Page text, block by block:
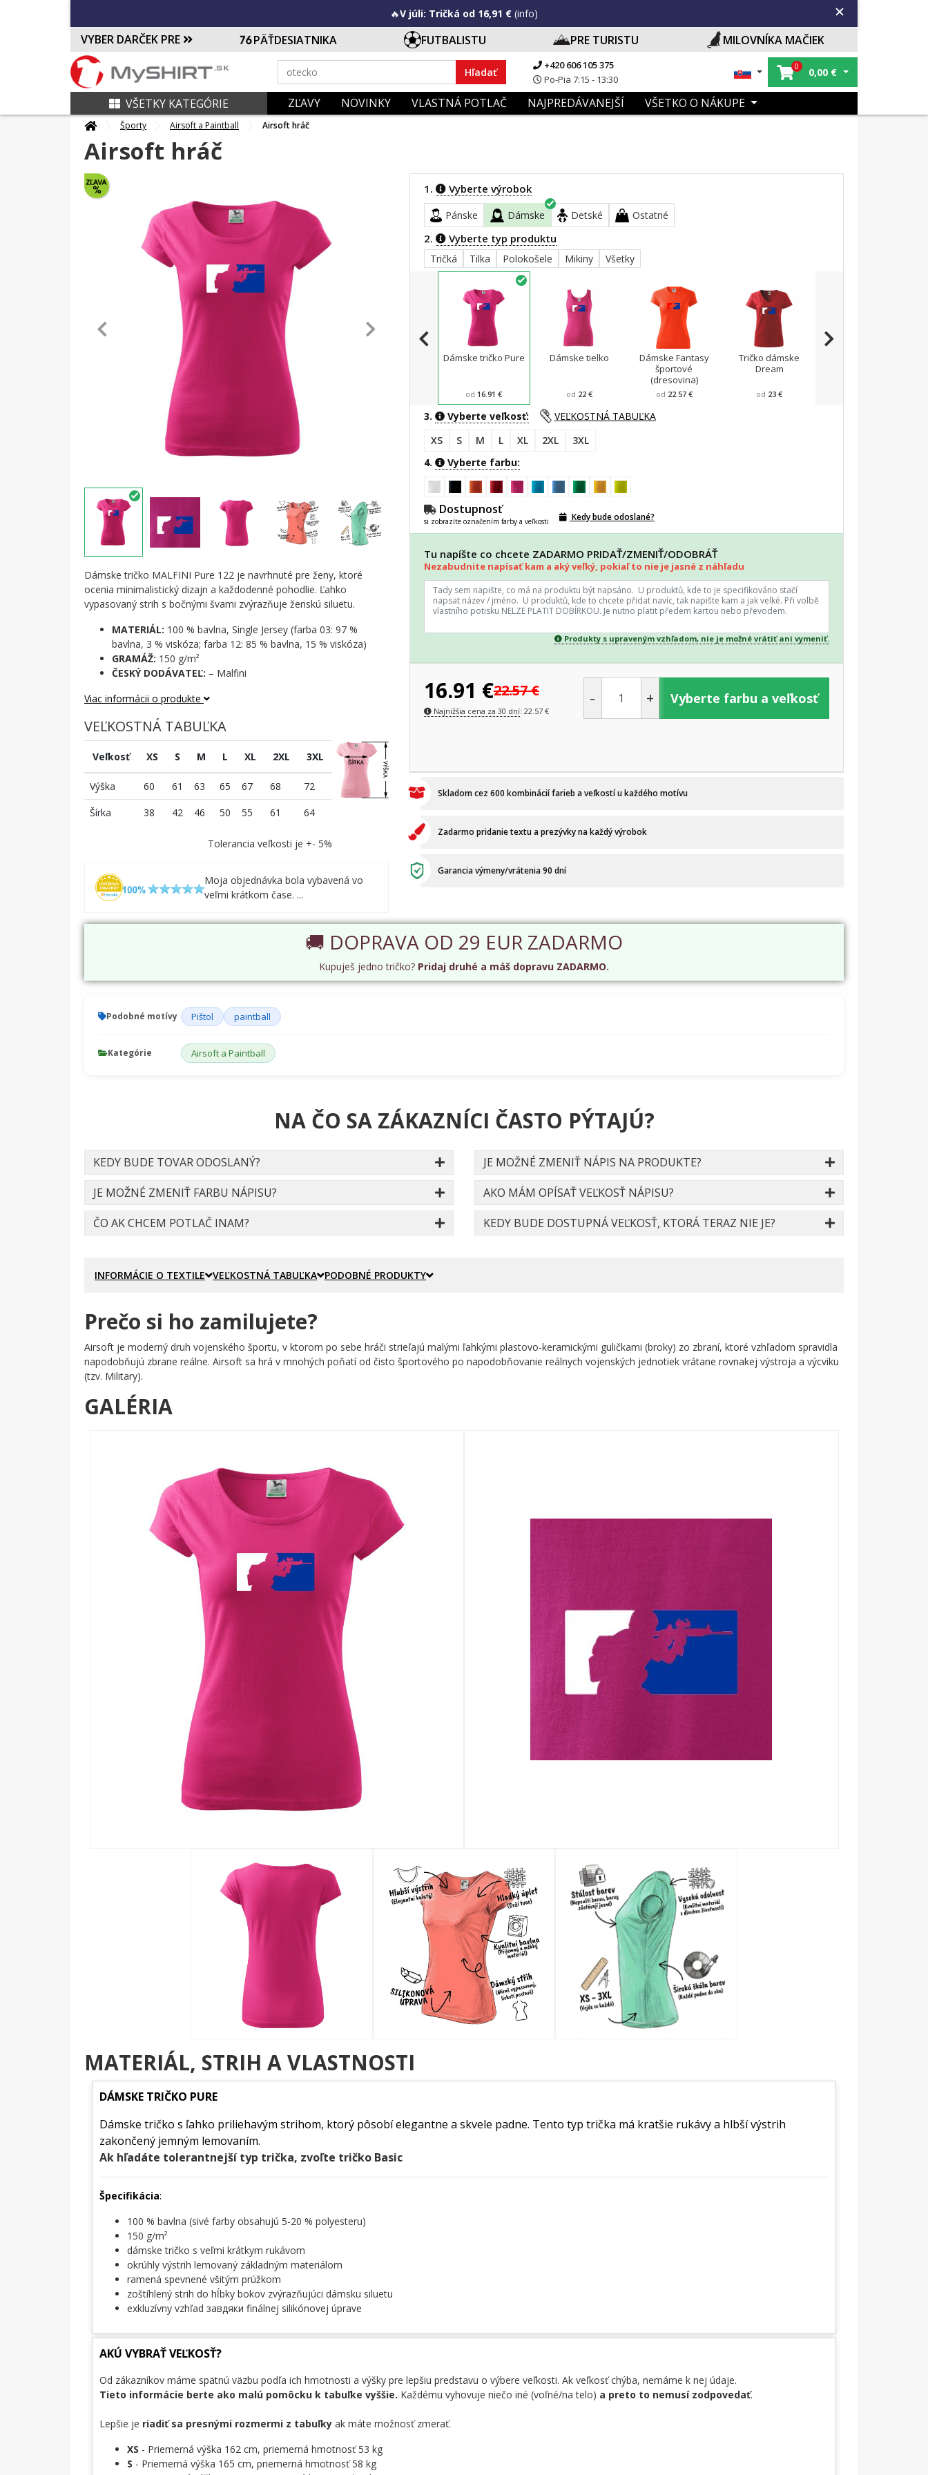
🔥V júli: Tričká od 16,91 € (info)
VYBER DARČEK PRE PÄŤDESIATNIKA FUTBALISTU PRE TURISTU MILOVNÍKA MAČIEK
Hľadať
+420 606 105 375
Po-Pia 7:15 - 13:30
0 0,00 €
VŠETKY KATEGÓRIE ZĽAVY NOVINKY VLASTNÁ POTLAČ NAJPREDÁVANEJŠÍ VŠETKO O NÁKUPE
Športy Airsoft a Paintball Airsoft hráč
Airsoft hráč
Dámske tričko MALFINI Pure 122 je navrhnuté pre ženy, ktoré
ocenia minimalistický dizajn a každodenné pohodlie. Ľahko
vypasovaný strih s bočnými švami zvýrazňuje ženskú siluetu.
MATERIÁL: 100 % bavlna, Single Jersey (farba 03: 97 %
bavlna, 3 % viskóza; farba 12: 85 % bavlna, 15 % viskóza)
GRAMÁŽ: 150 g/m²
ČESKÝ DODÁVATEĽ: – Malfini
Viac informácii o produkte
VEĽKOSTNÁ TABUĽKA
Veľkosť XS S M L XL 2XL 3XL
Výška 60 61 63 65 67 68
72
Šírka
38 42 46 50 55 61 64
Tolerancia veľkosti je +- 5%
Moja objednávka bola vybavená vo
veľmi krátkom čase. ...
1. Vyberte výrobok
Pánske Dámske Detské Ostatné
2. Vyberte typ produktu
Tričká Tilka Polokošele Mikiny Všetky
Dámske tričko Pure
od 16.91 €
Dámske tielko
od 22 €
Dámske Fantasy
športové
(dresovina)
od 22.57 €
Tričko dámske
Dream
od 23 €
3. Vyberte veľkosť:
VEĽKOSTNÁ TABUĽKA
XS
S M L XL 2XL
3XL
4.
Vyberte farbu:
Dostupnosť
si zobrazíte označením farby a veľkosti Kedy bude odoslané?
Tu napíšte co chcete ZADARMO PRIDAŤ/ZMENIŤ/ODOBRÁŤ
Nezabudnite napísať kam a aký veľký, pokiaľ to nie je jasné z náhľadu
Produkty s upraveným vzhľadom, nie je možné vrátiť ani vymeniť.
16.91 €22.57€
Najnižšia cena za 30 dní: 22.57€
- + Vyberte farbu a veľkosť
Skladom cez 600 kombinácií farieb a veľkostí u každého motívu
Zadarmo pridanie textu a prezývky na každý výrobok
Garancia výmeny/vrátenia 90 dní
🚚 DOPRAVA OD 29 EUR ZADARMO
Kupuješ jedno tričko? Pridaj druhé a máš dopravu ZADARMO.
Podobné motívy Pištol paintball
Kategórie Airsoft a Paintball
NA ČO SA ZÁKAZNÍCI ČASTO PÝTAJÚ?
KEDY BUDE TOVAR ODOSLANÝ?
JE MOŽNÉ ZMENIŤ FARBU NÁPISU?
ČO AK CHCEM POTLAČ INAM?
JE MOŽNÉ ZMENIŤ NÁPIS NA PRODUKTE?
AKO MÁM OPÍSAŤ VEĽKOSŤ NÁPISU?
KEDY BUDE DOSTUPNÁ VEĽKOSŤ, KTORÁ TERAZ NIE JE?
INFORMÁCIE O TEXTILE VEĽKOSTNÁ TABUĽKA PODOBNÉ PRODUKTY
Prečo si ho zamilujete?
Airsoft je moderný druh vojenského športu, v ktorom po sebe hráči strieľajú malými ľahkými plastovo-keramickými guličkami (broky) zo zbraní, ktoré vzhľadom spravidla
napodobňujú zbrane reálne. Airsoft sa hrá v mnohých poňatí od čisto športového po napodobňovanie reálnych vojenských jednotiek vrátane rovnakej výstroja a výcviku
(tzv. Military).
GALÉRIA
MATERIÁL, STRIH A VLASTNOSTI
DÁMSKE TRIČKO PURE
Dámske tričko s ľahko priliehavým strihom, ktorý pôsobí elegantne a skvele padne. Tento typ trička má kratšie rukávy a hlbší výstrih
zakončený jemným lemovaním.
Ak hľadáte tolerantnejší typ trička, zvoľte tričko Basic
Špecifikácia:
100 % bavlna (sivé farby obsahujú 5-20 % polyesteru)
150 g/m²
dámske tričko s veľmi krátkym rukávom
okrúhly výstrih lemovaný základným materiálom
ramená spevnené všitým prúžkom
zoštíhlený strih do hĺbky bokov zvýrazňujúci dámsku siluetu
exkluzívny vzhľad завдяки finálnej silikónovej úprave
AKÚ VYBRAŤ VEĽKOSŤ?
Od zákazníkov máme spätnú väzbu podľa ich hmotnosti a výšky pre lepšiu predstavu o výbere veľkosti. Ak veľkosť chýba, nemáme k nej údaje.
Tieto informácie berte ako malú pomôcku k tabuľke vyššie. Každému vyhovuje niečo iné (voľné/na telo) a preto to nemusí zodpovedať.
Lepšie je riadiť sa presnými rozmermi z tabuľky ak máte možnosť zmerať.
XS - Priemerná výška 162 cm, priemerná hmotnosť 53 kg
S - Priemerná výška 165 cm, priemerná hmotnosť 58 kg